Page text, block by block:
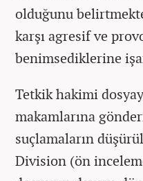
olduğunu
karşı agresif ve
benimsediklerine
Tetkik hakimi
makamlarına
suçlamaların
Division (ön